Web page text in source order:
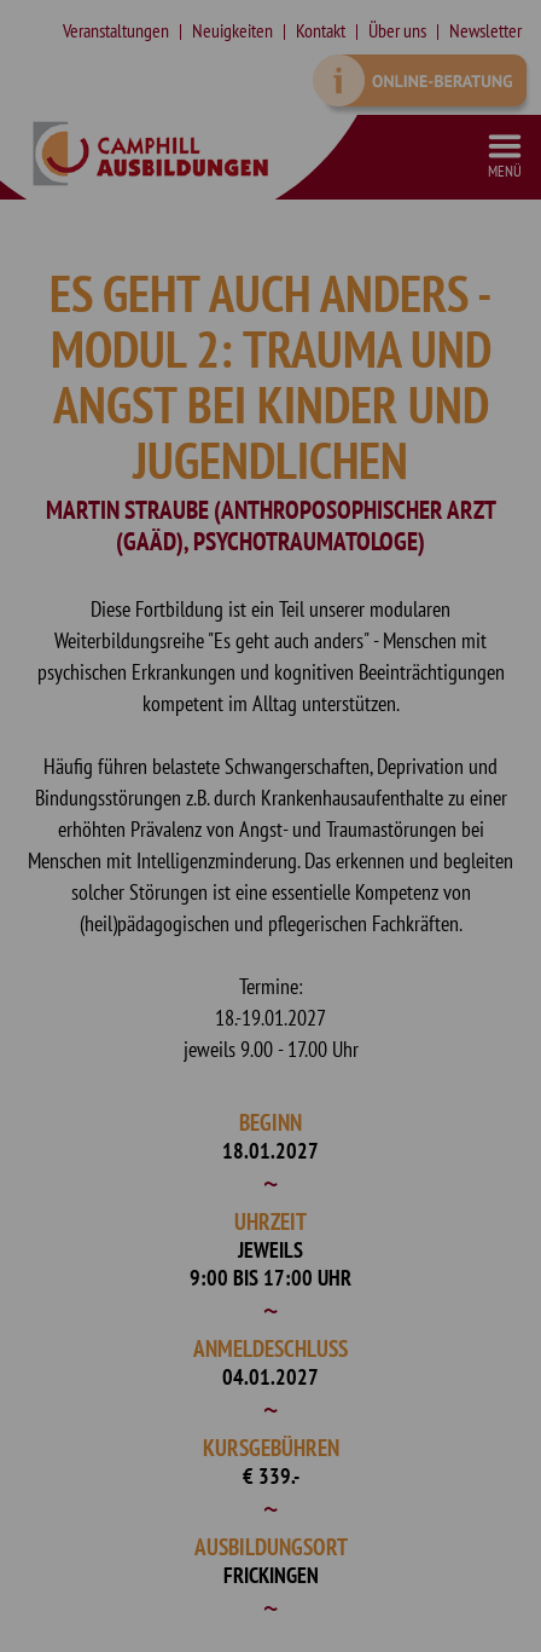
Veranstaltungen Neuigkeiten Kontakt Über uns Newsletter
MENÜ
ES GEHT AUCH ANDERS -
MODUL 2: TRAUMA UND
ANGST BEI KINDER UND
JUGENDLICHEN
MARTIN STRAUBE (ANTHROPOSOPHISCHER ARZT
(GAÄD), PSYCHOTRAUMATOLOGE)
Diese Fortbildung ist ein Teil unserer modularen
Weiterbildungsreihe "Es geht auch anders" - Menschen mit
psychischen Erkrankungen und kognitiven Beeinträchtigungen
kompetent im Alltag unterstützen.
Häufig führen belastete Schwangerschaften, Deprivation und
Bindungsstörungen z.B. durch Krankenhausaufenthalte zu einer
erhöhten Prävalenz von Angst- und Traumastörungen bei
Menschen mit Intelligenzminderung. Das erkennen und begleiten
solcher Störungen ist eine essentielle Kompetenz von
(heil)pädagogischen und pflegerischen Fachkräften.
Termine:
18.-19.01.2027
jeweils 9.00 - 17.00 Uhr
BEGINN
18.01.2027
UHRZEIT
JEWEILS
9:00 BIS 17:00 UHR
ANMELDESCHLUSS
04.01.2027
KURSGEBÜHREN
€ 339.-
AUSBILDUNGSORT
FRICKINGEN